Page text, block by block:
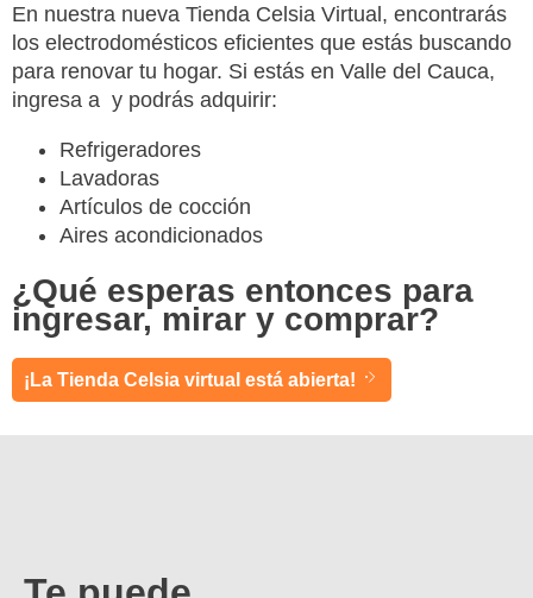
En nuestra nueva Tienda Celsia Virtual, encontrarás
los electrodomésticos eficientes que estás buscando
para renovar tu hogar. Si estás en Valle del Cauca,
ingresa a y podrás adquirir:
Refrigeradores
Lavadoras
Artículos de cocción
Aires acondicionados
¿Qué esperas entonces para
ingresar, mirar y comprar?
¡La Tienda Celsia virtual está abierta!